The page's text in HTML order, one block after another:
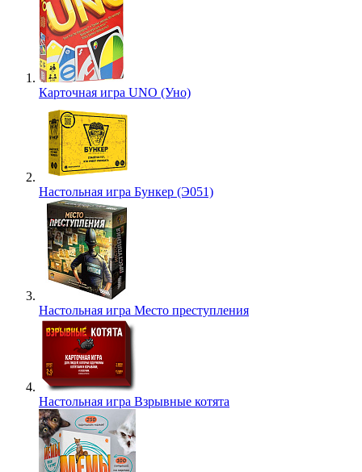
Карточная игра UNO (Уно)
Настольная игра Бункер (Э051)
Настольная игра Место преступления
Настольная игра Взрывные котята